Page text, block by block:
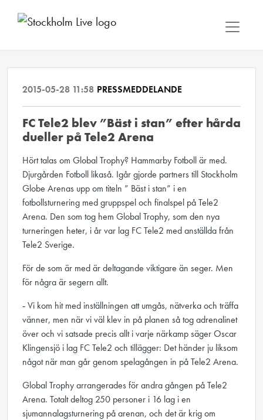
2015-05-28 11:58 PRESSMEDDELANDE
FC Tele2 blev ”Bäst i stan” efter hårda
dueller på Tele2 Arena
Hört talas om Global Trophy? Hammarby Fotboll är med.
Djurgården Fotboll likaså. Igår gjorde partners till Stockholm
Globe Arenas upp om titeln ” Bäst i stan” i en
fotbollsturnering med gruppspel och finalspel på Tele2
Arena. Den som tog hem Global Trophy, som den nya
turneringen heter, i år var lag FC Tele2 med anställda från
Tele2 Sverige.
För de som är med är deltagande viktigare än seger. Men
för några är segern allt.
‑ Vi kom hit med inställningen att umgås, nätverka och träffa
vänner, men när vi väl klev in på planen så tog adrenalinet
över och vi satsade precis allt i varje närkamp säger Oscar
Klingensjö i lag FC Tele2 och tillägger: Det händer ju liksom
något när man går genom spelagången in på Tele2 Arena.
Global Trophy arrangerades för andra gången på Tele2
Arena. Totalt deltog 250 personer i 16 lag i en
sjumannalagsturnering på arenan, och det är krig om